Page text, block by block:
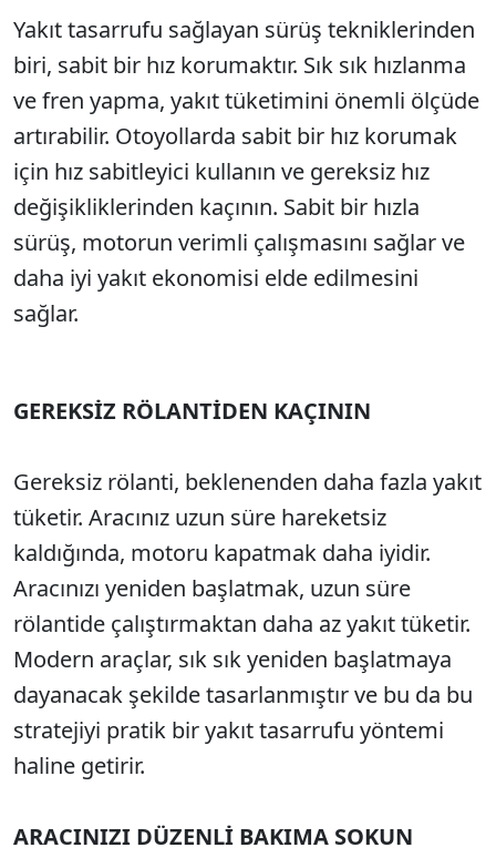
Sesi Aç
Yakıt tasarrufu sağlayan sürüş tekniklerinden
biri, sabit bir hız korumaktır. Sık sık hızlanma
ve fren yapma, yakıt tüketimini önemli ölçüde
artırabilir. Otoyollarda sabit bir hız korumak
için hız sabitleyici kullanın ve gereksiz hız
değişikliklerinden kaçının. Sabit bir hızla
sürüş, motorun verimli çalışmasını sağlar ve
daha iyi yakıt ekonomisi elde edilmesini
sağlar.
GEREKSİZ RÖLANTİDEN KAÇININ
Gereksiz rölanti, beklenenden daha fazla yakıt
tüketir. Aracınız uzun süre hareketsiz
kaldığında, motoru kapatmak daha iyidir.
Aracınızı yeniden başlatmak, uzun süre
rölantide çalıştırmaktan daha az yakıt tüketir.
Modern araçlar, sık sık yeniden başlatmaya
dayanacak şekilde tasarlanmıştır ve bu da bu
stratejiyi pratik bir yakıt tasarrufu yöntemi
haline getirir.
ARACINIZI DÜZENLİ BAKIMA SOKUN